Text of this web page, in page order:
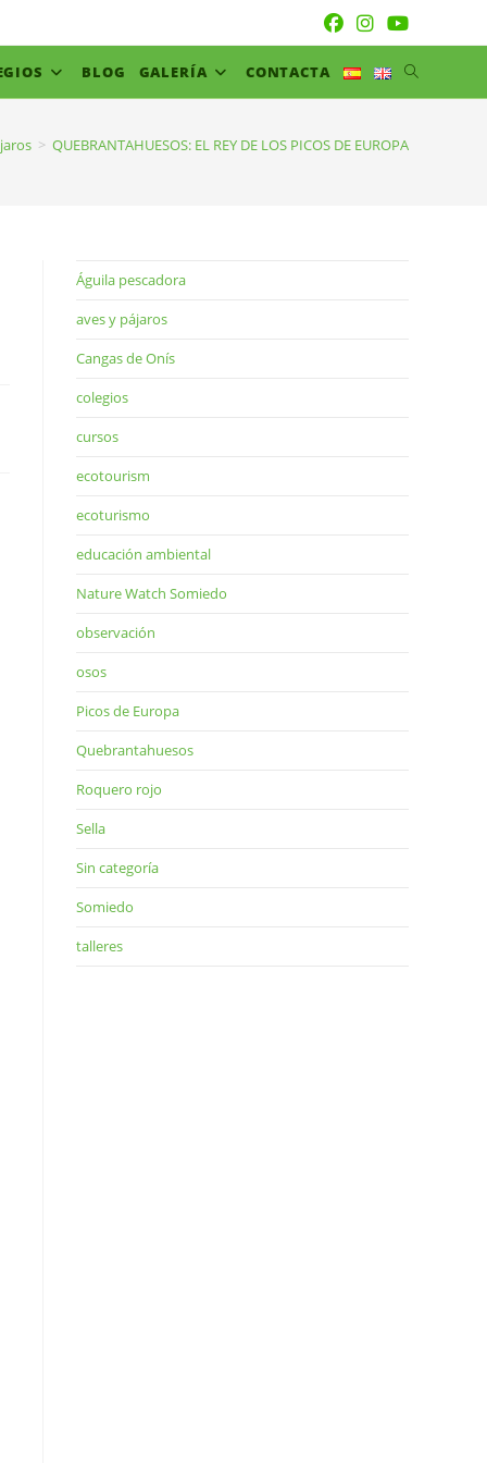
BLOG GALERÍA CONTACTA
> QUEBRANTAHUESOS: EL REY DE LOS PICOS DE EUROPA
Águila pescadora
aves y pájaros
Cangas de Onís
colegios
cursos
ecotourism
ecoturismo
educación ambiental
Nature Watch Somiedo
observación
osos
Picos de Europa
Quebrantahuesos
Roquero rojo
Sella
Sin categoría
Somiedo
talleres